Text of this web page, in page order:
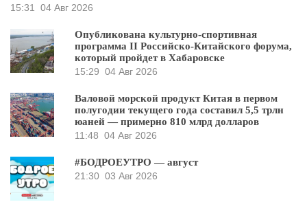
15:31
04 Авг 2026
Опубликована культурно-спортивная
программа II Российско-Китайского форума,
который пройдет в Хабаровске
15:29 04 Авг 2026
Валовой морской продукт Китая в первом
полугодии текущего года составил 5,5 трлн
юаней — примерно 810 млрд долларов
11:48 04 Авг 2026
#БОДРОЕУТРО — август
21:30 03 Авг 2026